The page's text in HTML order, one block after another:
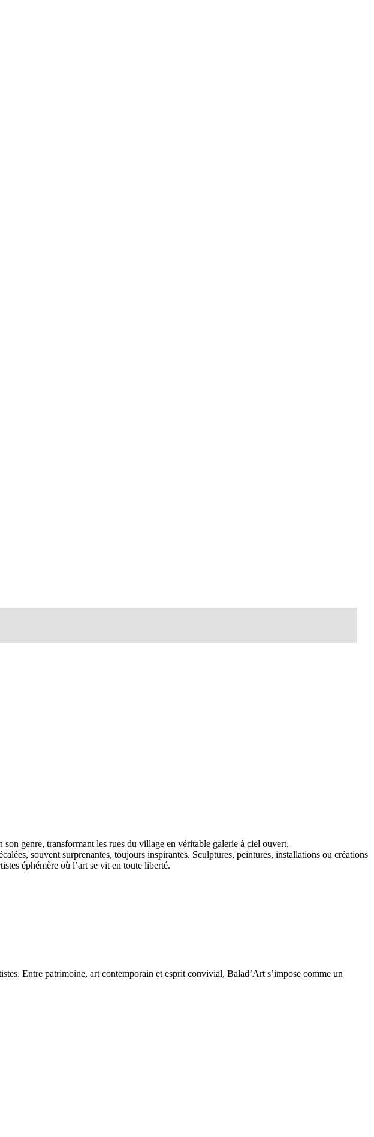
genre, transformant les rues du village en véritable galerie à ciel ouvert.
souvent surprenantes, toujours inspirantes. Sculptures, peintures, installations ou créations
éphémère où l’art se vit en toute liberté.
Entre patrimoine, art contemporain et esprit convivial, Balad’Art s’impose comme un